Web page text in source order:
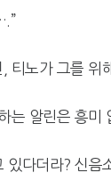
티노가 그를 위
는 알린은 흥미
있다더라? 신